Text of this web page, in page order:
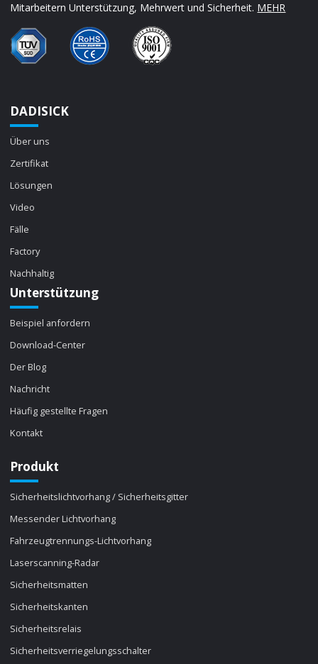
Mitarbeitern Unterstützung, Mehrwert und Sicherheit. MEHR
DADISICK
Über uns
Zertifikat
Lösungen
Video
Fälle
Factory
Nachhaltig
Unterstützung
Beispiel anfordern
Download-Center
Der Blog
Nachricht
Häufig gestellte Fragen
Kontakt
Produkt
Sicherheitslichtvorhang / Sicherheitsgitter
Messender Lichtvorhang
Fahrzeugtrennungs-Lichtvorhang
Laserscanning-Radar
Sicherheitsmatten
Sicherheitskanten
Sicherheitsrelais
Sicherheitsverriegelungsschalter